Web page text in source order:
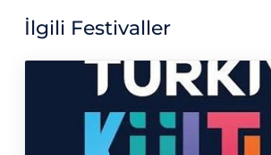
İlgili Festivaller